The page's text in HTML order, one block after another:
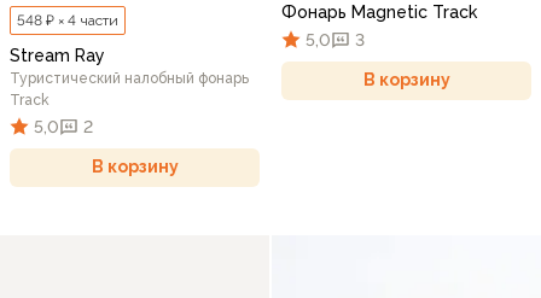
548 ₽ × 4 части
Stream Ray
Туристический налобный фонарь
Track
5,0 2
В корзину
Фонарь Magnetic Track
5,0
3
В корзину